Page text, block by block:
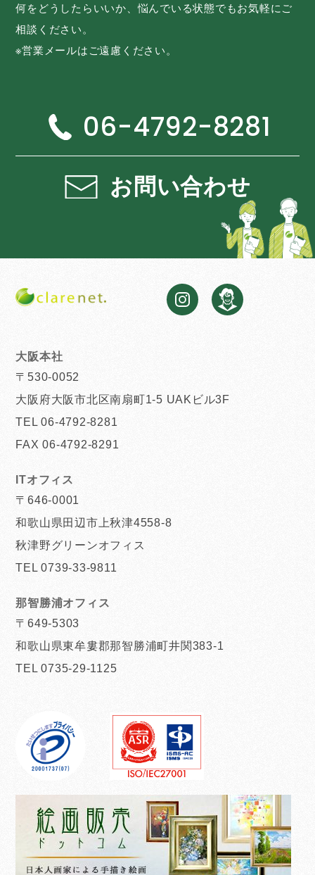
何をどうしたらいいか、悩んでいる状態でもお気軽にご
相談ください。
※営業メールはご遠慮ください。
06-4792-8281
お問い合わせ
大阪本社
〒530-0052
大阪府大阪市北区南扇町1-5 UAKビル3F
TEL 06-4792-8281
FAX 06-4792-8291
ITオフィス
〒646-0001
和歌山県田辺市上秋津4558-8
秋津野グリーンオフィス
TEL 0739-33-9811
那智勝浦オフィス
〒649-5303
和歌山県東牟婁郡那智勝浦町井関383-1
TEL 0735-29-1125